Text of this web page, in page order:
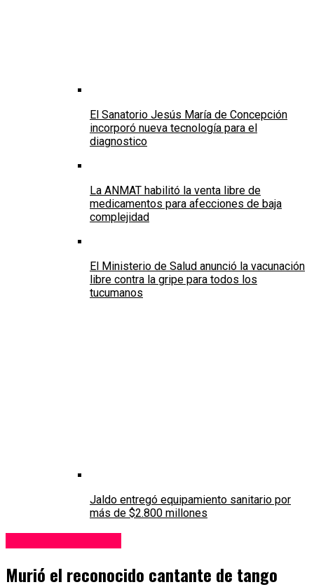
El Sanatorio Jesús María de Concepción
incorporó nueva tecnología para el
diagnostico
La ANMAT habilitó la venta libre de
medicamentos para afecciones de baja
complejidad
El Ministerio de Salud anunció la vacunación
libre contra la gripe para todos los
tucumanos
Jaldo entregó equipamiento sanitario por
más de $2.800 millones
Murió el reconocido cantante de tango